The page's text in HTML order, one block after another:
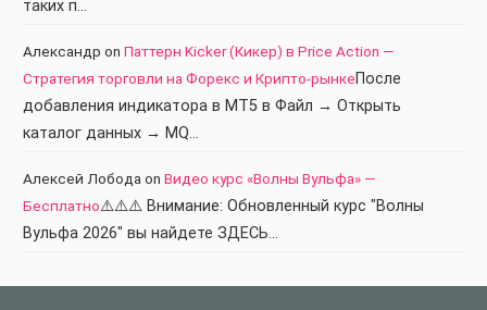
таких п…
Александр on Паттерн Kicker (Кикер) в Price Action —
Стратегия торговли на Форекс и Крипто-рынкеПосле
добавления индикатора в МТ5 в Файл → Открыть
каталог данных → MQ…
Алексей Лобода on Видео курс «Волны Вульфа» —
Бесплатно⚠️⚠️⚠️ Внимание: Обновленный курс "Волны
Вульфа 2026" вы найдете ЗДЕСЬ…